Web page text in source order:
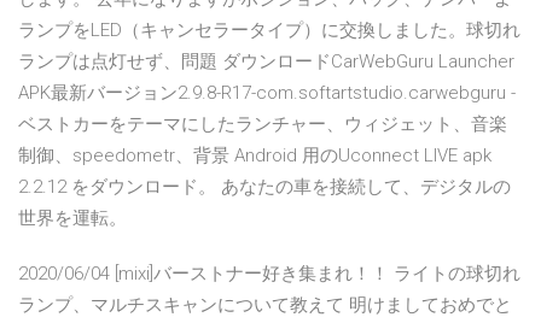
ランプをLED（キャンセラータイプ）に交換しました。球切れ
ランプは点灯せず、問題 ダウンロードCarWebGuru Launcher
APK最新バージョン2.9.8-R17-com.softartstudio.carwebguru -
ベストカーをテーマにしたランチャー、ウィジェット、音楽
制御、speedometr、背景 Android 用のUconnect LIVE apk
2.2.12 をダウンロード。 あなたの車を接続して、デジタルの
世界を運転。
2020/06/04 [mixi]バーストナー好き集まれ！！ ライトの球切れ
ランプ、マルチスキャンについて教えて 明けましておめでと